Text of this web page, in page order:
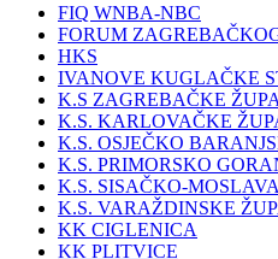
FIQ WNBA-NBC
FORUM
HKS
IVANOVE KUGLAČKE
K.S ZAGREBAČKE
K.S. KARLOVAČKE
K.S. OSJEČKO
K.S. PRIMORSKO
K.S. SISAČKO-
K.S. VARAŽDINSKE
KK CIGLENICA
KK PLITVICE